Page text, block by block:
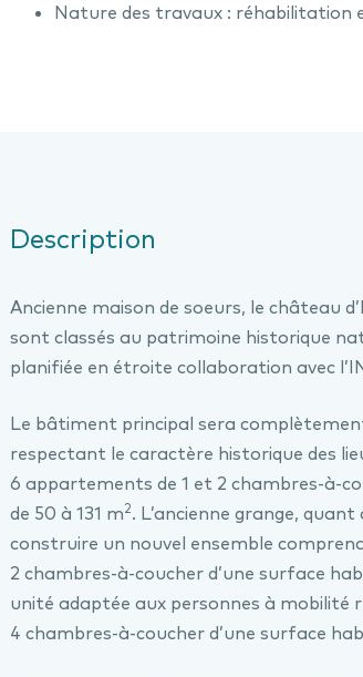
Nature des travaux :
Description
Ancienne maison de soeurs, le château
sont classés au patrimoine historique
planifiée en étroite collaboration avec
Le bâtiment principal sera
respectant le caractère historique des
6 appartements de 1 et 2 chambres-à-
de 50 à 131 m2. L’ancienne grange,
construire un nouvel ensemble
2 chambres-à-coucher d’une surface
unité adaptée aux personnes à mobilité
4 chambres-à-coucher d’une surface